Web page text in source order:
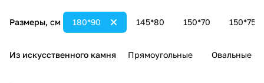
Размеры, см 145*80 150*70 150*75
180*90
Из искусственного камня Прямоугольные Овальные